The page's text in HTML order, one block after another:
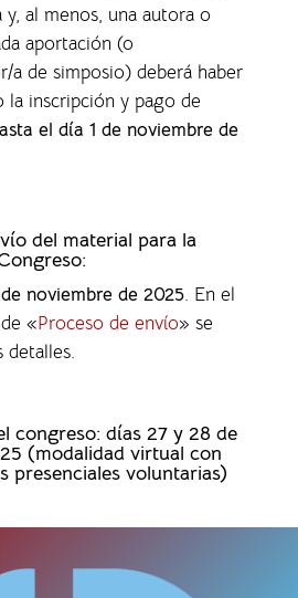
y, al menos, una autora o
aportación (o
a de simposio) deberá haber
la inscripción y pago de
el día 1 de noviembre de
del material para la
noviembre de 2025. En el
«Proceso de envío» se
detalles.
congreso: días 27 y 28 de
(modalidad virtual con
presenciales voluntarias)